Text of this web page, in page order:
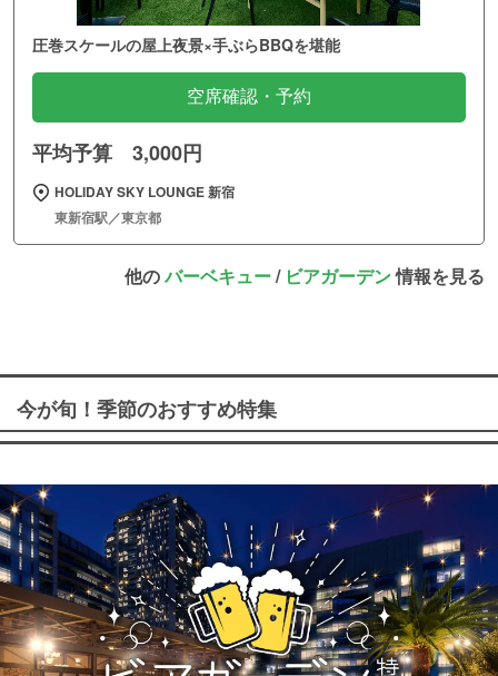
圧巻スケールの屋上夜景×手ぶらBBQを堪能
空席確認・予約
平均予算 3,000円
HOLIDAY SKY LOUNGE 新宿
東新宿駅／東京都
他のバーベキュー/ ビアガーデン情報を見る
今が旬！季節のおすすめ特集